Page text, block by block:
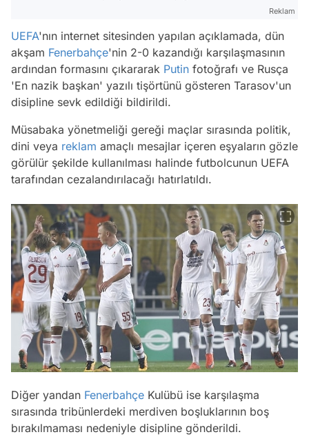
Reklam
UEFA'nın internet sitesinden yapılan açıklamada, dün
akşam Fenerbahçe'nin 2-0 kazandığı karşılaşmasının
ardından formasını çıkararak Putin fotoğrafı ve Rusça
'En nazik başkan' yazılı tişörtünü gösteren Tarasov'un
disipline sevk edildiği bildirildi.
Müsabaka yönetmeliği gereği maçlar sırasında politik,
dini veya reklam amaçlı mesajlar içeren eşyaların gözle
görülür şekilde kullanılması halinde futbolcunun UEFA
tarafından cezalandırılacağı hatırlatıldı.
Diğer yandan Fenerbahçe Kulübü ise karşılaşma
sırasında tribünlerdeki merdiven boşluklarının boş
bırakılmaması nedeniyle disipline gönderildi.